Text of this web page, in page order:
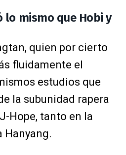
lo mismo que Hobi y
quien por cierto
fluidamente el
estudios que
la subunidad rapera
Hope, tanto en la
Hanyang.